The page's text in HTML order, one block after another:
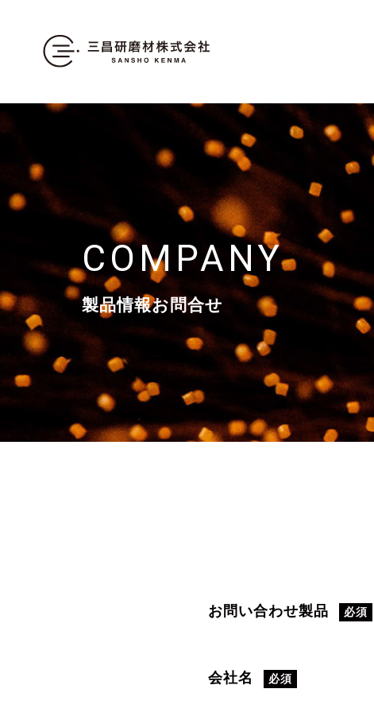
COMPANY
製品情報お問合せ
お問い合わせ製品 必須
会社名 必須